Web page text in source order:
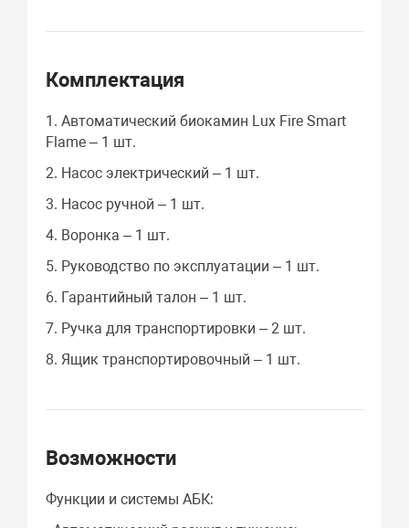
Комплектация
1. Автоматический биокамин Lux Fire Smart
Flame – 1 шт.
2. Насос электрический – 1 шт.
3. Насос ручной – 1 шт.
4. Воронка – 1 шт.
5. Руководство по эксплуатации – 1 шт.
6. Гарантийный талон – 1 шт.
7. Ручка для транспортировки – 2 шт.
8. Ящик транспортировочный – 1 шт.
Возможности
Функции и системы АБК: